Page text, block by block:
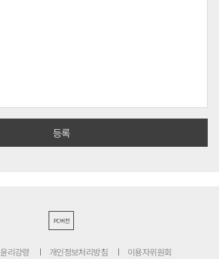
PC버전
윤리강령 개인정보처리방침 이용자위원회